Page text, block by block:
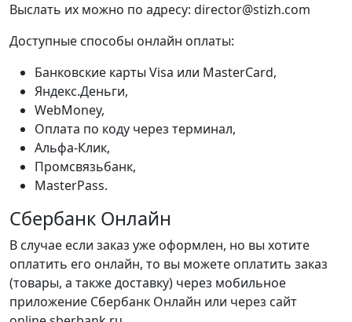
Выслать их можно по адресу: director@stizh.com
Доступные способы онлайн оплаты:
Банковские карты Visa или MasterCard,
Яндекс.Деньги,
WebMoney,
Оплата по коду через терминал,
Альфа-Клик,
Промсвязьбанк,
MasterPass.
Сбербанк Онлайн
В случае если заказ уже оформлен, но вы хотите
оплатить его онлайн, то вы можете оплатить заказ
(товары, а также доставку) через мобильное
приложение Сбербанк Онлайн или через сайт